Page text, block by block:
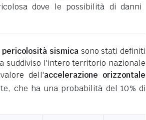
dove le possibilità di danni
pericolosità sismica sono stati definiti
suddiviso l'intero territorio nazionale
dell'accelerazione orizzontale
che ha una probabilità del 10% di